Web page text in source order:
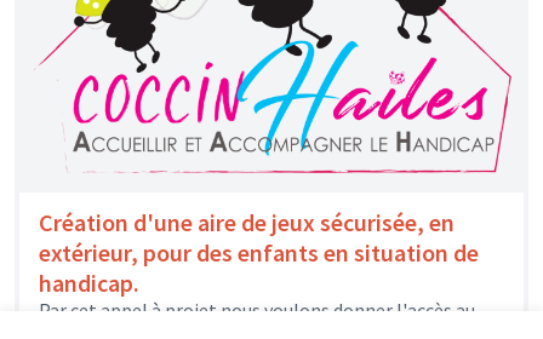
Création d'une aire de jeux sécurisée, en
extérieur, pour des enfants en situation de
handicap.
Par cet appel à projet nous voulons donner l'accès au